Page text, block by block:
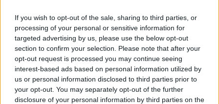
If you wish to opt-out of the sale, sharing to third parties, or
processing of your personal or sensitive information for
targeted advertising by us, please use the below opt-out
section to confirm your selection. Please note that after your
opt-out request is processed you may continue seeing
interest-based ads based on personal information utilized by
us or personal information disclosed to third parties prior to
your opt-out. You may separately opt-out of the further
disclosure of your personal information by third parties on the
Ακολουθήστε το NEWSBEAST στο
Google News
και μάθετε πρώτοι όλες τις ειδήσεις